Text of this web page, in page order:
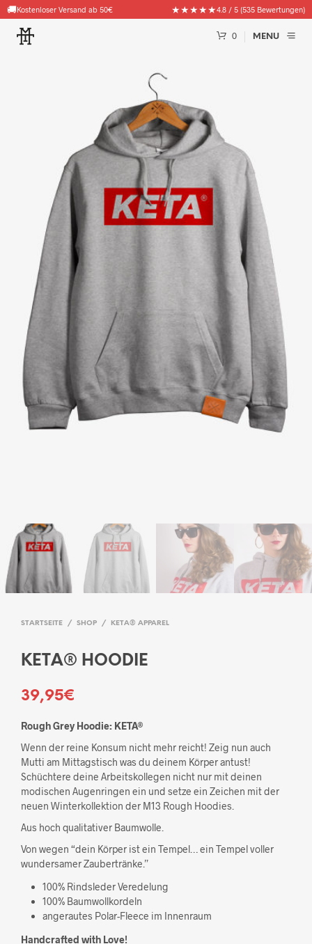
🚚Kostenloser Versand ab 50€ ★★★★★4.8 / 5 (535 Bewertungen)
0 MENU
STARTSEITE / SHOP / KETA® APPAREL
KETA® HOODIE
39,95€
Rough Grey Hoodie: KETA®
Wenn der reine Konsum nicht mehr reicht! Zeig nun auch
Mutti am Mittagstisch was du deinem Körper antust!
Schüchtere deine Arbeitskollegen nicht nur mit deinen
modischen Augenringen ein und setze ein Zeichen mit der
neuen Winterkollektion der M13 Rough Hoodies.
Aus hoch qualitativer Baumwolle.
Von wegen “dein Körper ist ein Tempel… ein Tempel voller
wundersamer Zaubertränke.”
100% Rindsleder Veredelung
100% Baumwollkordeln
angerautes Polar-Fleece im Innenraum
Handcrafted with Love!